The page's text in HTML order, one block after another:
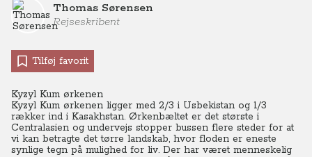
Thomas Sørensen
Rejseskribent
Tilføj favorit
Kyzyl Kum ørkenen
Kyzyl Kum ørkenen ligger med 2/3 i Usbekistan og 1/3
rækker ind i Kasakhstan. Ørkenbæltet er det største i
Centralasien og undervejs stopper bussen flere steder for at
vi kan betragte det tørre landskab, hvor floden er eneste
synlige tegn på mulighed for liv. Der har været menneskelig